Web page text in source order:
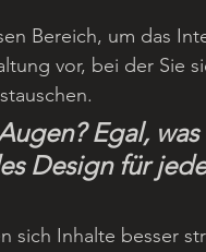
Bereich, um das
vor, bei der Sie
Egal, was
Design für
sich Inhalte besser